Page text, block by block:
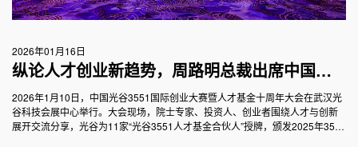
2026年01月16日
纵论人才创业新趋势，周路明总裁出席中国光
谷3551国际创业大赛暨人才基金十周年大会并
作主旨演讲
2026年1月10日，中国光谷3551国际创业大赛暨人才基金十周年大会在武汉光
谷科技会展中心举行。大会现场，院士专家、投资人、创业者围绕人才与创新
展开交流分享，光谷为11家“光谷3551人才基金合伙人”授牌，颁发2025年3551